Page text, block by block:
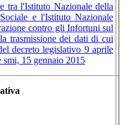
tra l'Istituto Nazionale della
e l'Istituto Nazionale
contro gli Infortuni sul
trasmissione dei dati di cui
decreto legislativo 9 aprile
smi, 15 gennaio 2015